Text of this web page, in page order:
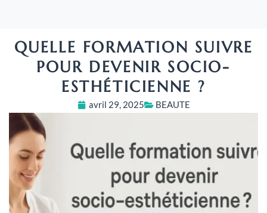
QUELLE FORMATION SUIVRE
POUR DEVENIR SOCIO-
ESTHÉTICIENNE ?
avril 29, 2025 BEAUTE